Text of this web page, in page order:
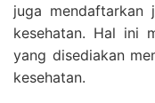
juga mendaftarkan
kesehatan. Hal ini
yang disediakan
kesehatan.